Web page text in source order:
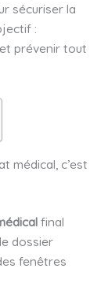
sécuriser la
:
prévenir tout
médical, c’est
final
dossier
fenêtres